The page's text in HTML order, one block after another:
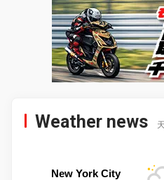
Weather news
New York City